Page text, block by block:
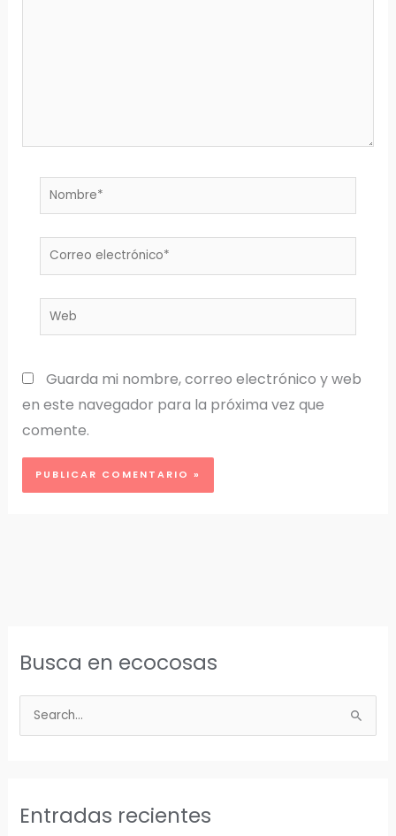
Nombre*
Correo
electrónico*
Web
Guarda mi nombre, correo electrónico y web
en este navegador para la próxima vez que
comente.
Busca en ecocosas
rEntradas recientes